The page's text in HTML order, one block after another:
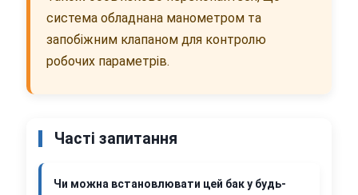
система обладнана манометром та
запобіжним клапаном для контролю
робочих параметрів.
Часті запитання
Чи можна встановлювати цей бак у будь-